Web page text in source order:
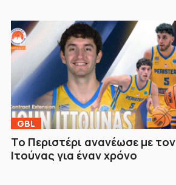
GBL
Το Περιστέρι ανανέωσε με τον
Ιτούνας για έναν χρόνο